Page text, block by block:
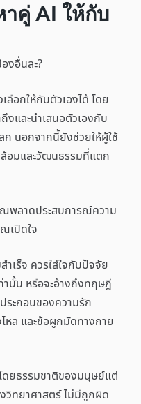
คู่ AI ให้กับ
งอื่นละ?
ลือกให้กับตัวเองได้ โดย
และนำเสนอตัวเองกับ
นอกจากนี้ยังช่วยให้ผู้ใช้
อมและวัฒนธรรมที่แตก
ณพลาดประสบการณ์ความ
เปิดใจ
ำเร็จ ควรใส่ใจกับปัจจัย
นั้น หรือจะอ้างถึงทฤษฎี
ระกอบของความรัก
หล และข้อผูกมัดทางกาย
ดยธรรมชาติของมนุษย์แต่
วิทยาศาสตร์ ไม่มีถูกผิด